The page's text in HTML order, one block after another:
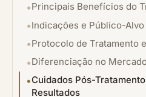
Principais Benefícios do
Indicações e Público-Alvo
Protocolo de Tratamento
Diferenciação no
Cuidados Pós-
Resultados